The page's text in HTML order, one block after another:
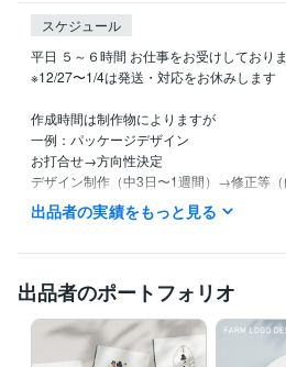
スケジュール
平日 ５～６時間 お仕事をお受けしておりま
※12/27〜1/4は発送・対応をお休みします
作成時間は制作物によりますが
一例：パッケージデザイン
お打合せ→方向性決定
デザイン制作（中3日〜1週間）→修正等（
→入稿（印刷を除く）
こちらで約2週間〜1ヶ月の案件が多いです
デザイナー / グラフィックデザイナー
ビジネス・クリエイティブツール
Adobe Photoshop:25年Adobe
出品者の実績をもっと見る
出品者のポートフォリオ